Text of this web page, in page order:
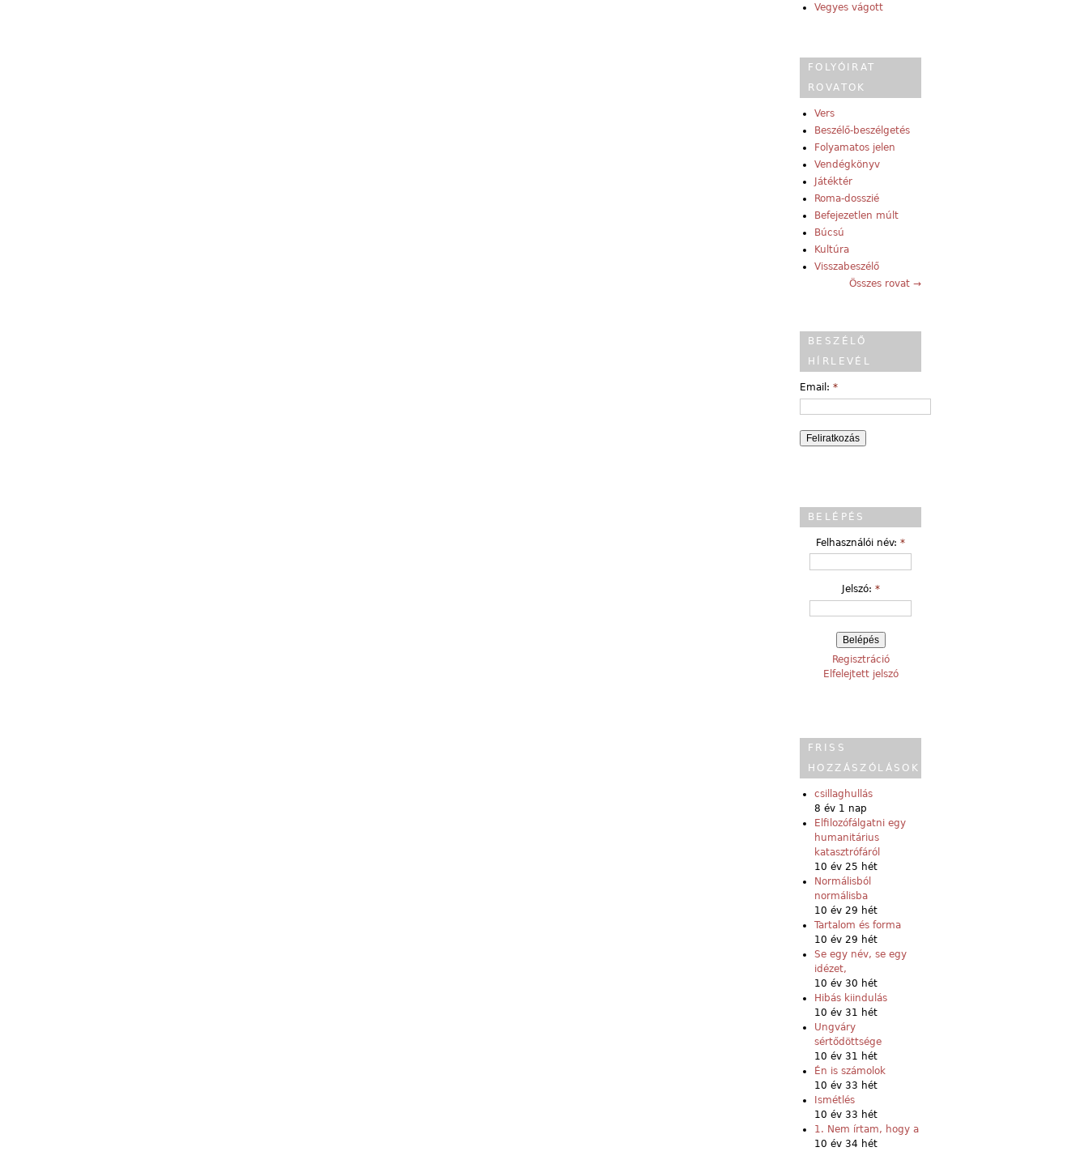
Vegyes vágott
FOLYÓIRAT
ROVATOK
Vers
Beszélő-beszélgetés
Folyamatos jelen
Vendégkönyv
Játéktér
Roma-dosszié
Befejezetlen múlt
Búcsú
Kultúra
Visszabeszélő
Összes rovat →
BESZÉLŐ
HÍRLEVÉL
Email: *
BELÉPÉS
Felhasználói név: *
Jelszó: *
Regisztráció
Elfelejtett jelszó
FRISS
HOZZÁSZÓLÁSOK
csillaghullás
8 év 1 nap
Elfilozófálgatni egy
humanitárius
katasztrófáról
10 év 25 hét
Normálisból
normálisba
10 év 29 hét
Tartalom és forma
10 év 29 hét
Se egy név, se egy
idézet,
10 év 30 hét
Hibás kiindulás
10 év 31 hét
Ungváry
sértődöttsége
10 év 31 hét
Én is számolok
10 év 33 hét
Ismétlés
10 év 33 hét
1. Nem írtam, hogy a
10 év 34 hét